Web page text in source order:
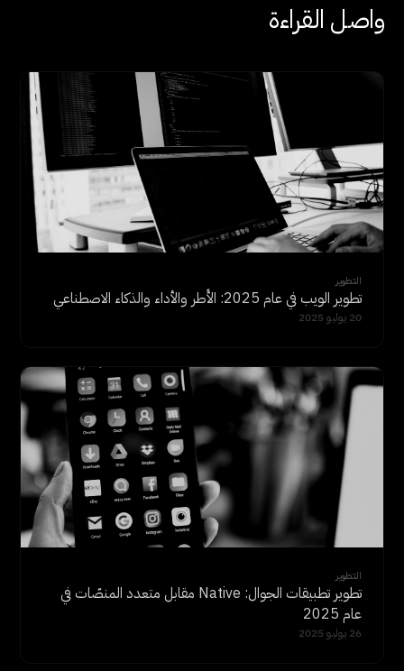
واصل القراءة
التطوير
تطوير الويب في عام 2025: الأُطر والأداء والذكاء الاصطناعي
20 يوليو 2025
التطوير
تطوير تطبيقات الجوال: Native مقابل متعدد المنصّات في
عام 2025
26 يوليو 2025